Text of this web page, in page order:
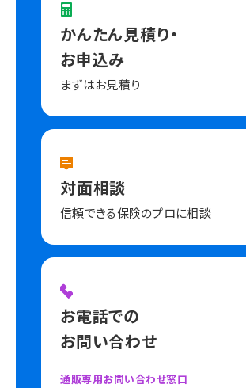
かんたん見積り・
お申込み
まずはお見積り
対面相談
信頼できる保険のプロに相談
お電話での
お問い合わせ
通販専用お問い合わせ窓口